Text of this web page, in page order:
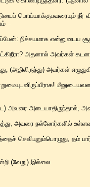
பொய்யாக்குபவரையும் நீர்
–
நிச்சயமாக என்னுடைய
அதனால் அவர்கள்
அவர்கள்
அவரை அடையாதிருந்தால்,
அவரை நல்லோர்களில்
செவியுறும்பொழுது, தம்
(வேறு) இல்லை.